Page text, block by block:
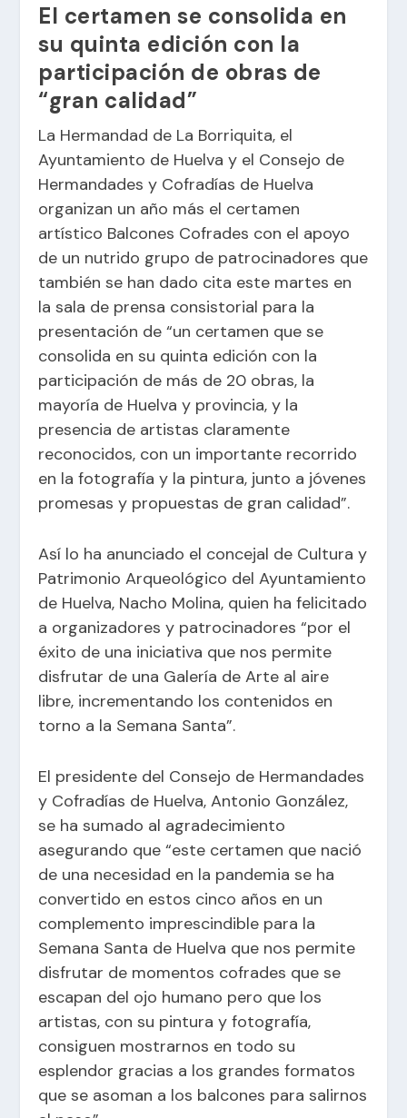
El certamen se consolida en
su quinta edición con la
participación de obras de
“gran calidad”
La Hermandad de La Borriquita, el
Ayuntamiento de Huelva y el Consejo de
Hermandades y Cofradías de Huelva
organizan un año más el certamen
artístico Balcones Cofrades con el apoyo
de un nutrido grupo de patrocinadores que
también se han dado cita este martes en
la sala de prensa consistorial para la
presentación de “un certamen que se
consolida en su quinta edición con la
participación de más de 20 obras, la
mayoría de Huelva y provincia, y la
presencia de artistas claramente
reconocidos, con un importante recorrido
en la fotografía y la pintura, junto a jóvenes
promesas y propuestas de gran calidad”.
Así lo ha anunciado el concejal de Cultura y
Patrimonio Arqueológico del Ayuntamiento
de Huelva, Nacho Molina, quien ha felicitado
a organizadores y patrocinadores “por el
éxito de una iniciativa que nos permite
disfrutar de una Galería de Arte al aire
libre, incrementando los contenidos en
torno a la Semana Santa”.
El presidente del Consejo de Hermandades
y Cofradías de Huelva, Antonio González,
se ha sumado al agradecimiento
asegurando que “este certamen que nació
de una necesidad en la pandemia se ha
convertido en estos cinco años en un
complemento imprescindible para la
Semana Santa de Huelva que nos permite
disfrutar de momentos cofrades que se
escapan del ojo humano pero que los
artistas, con su pintura y fotografía,
consiguen mostrarnos en todo su
esplendor gracias a los grandes formatos
que se asoman a los balcones para salirnos